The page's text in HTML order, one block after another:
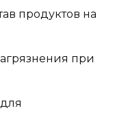
продуктов на
при